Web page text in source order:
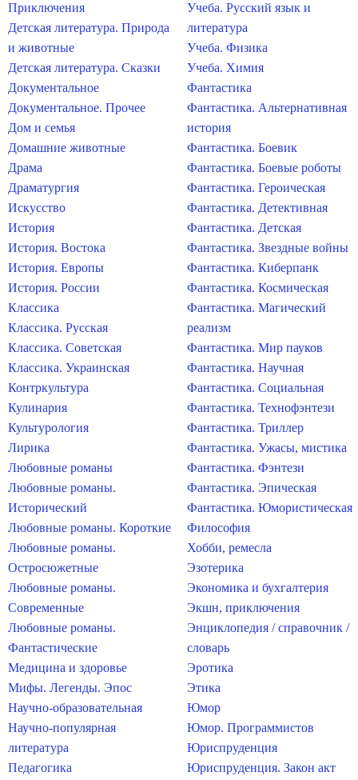
Приключения
Детская литература. Природа
и животные
Детская литература. Сказки
Документальное
Документальное. Прочее
Дом и семья
Домашние животные
Драма
Драматургия
Искусство
История
История. Востока
История. Европы
История. России
Классика
Классика. Русская
Классика. Советская
Классика. Украинская
Контркультура
Кулинария
Культурология
Лирика
Любовные романы
Любовные романы.
Исторический
Любовные романы. Короткие
Любовные романы.
Остросюжетные
Любовные романы.
Современные
Любовные романы.
Фантастические
Медицина и здоровье
Мифы. Легенды. Эпос
Научно-образовательная
Научно-популярная
литература
Педагогика
Учеба. Русский язык и
литература
Учеба. Физика
Учеба. Химия
Фантастика
Фантастика. Альтернативная
история
Фантастика. Боевик
Фантастика. Боевые роботы
Фантастика. Героическая
Фантастика. Детективная
Фантастика. Детская
Фантастика. Звездные войны
Фантастика. Киберпанк
Фантастика. Космическая
Фантастика. Магический
реализм
Фантастика. Мир пауков
Фантастика. Научная
Фантастика. Социальная
Фантастика. Технофэнтези
Фантастика. Триллер
Фантастика. Ужасы, мистика
Фантастика. Фэнтези
Фантастика. Эпическая
Фантастика. Юмористическая
Философия
Хобби, ремесла
Эзотерика
Экономика и бухгалтерия
Экшн, приключения
Энциклопедия / справочник /
словарь
Эротика
Этика
Юмор
Юмор. Программистов
Юриспруденция
Юриспруденция. Закон акт